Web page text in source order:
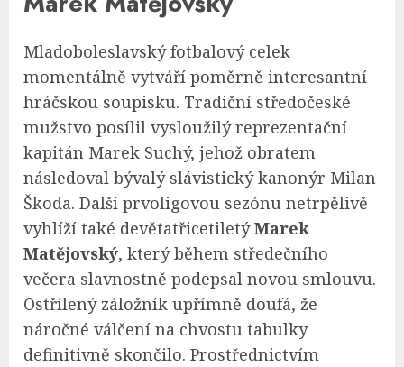
Mladoboleslavský fotbalový celek
momentálně vytváří poměrně interesantní
hráčskou soupisku. Tradiční středočeské
mužstvo posílil vysloužilý reprezentační
kapitán Marek Suchý, jehož obratem
následoval bývalý slávistický kanonýr Milan
Škoda. Další prvoligovou sezónu netrpělivě
vyhlíží také devětatřicetiletýMarek
Matějovský, který během středečního
večera slavnostně podepsal novou smlouvu.
Ostřílený záložník upřímně doufá, že
náročné válčení na chvostu tabulky
definitivně skončilo. Prostřednictvím